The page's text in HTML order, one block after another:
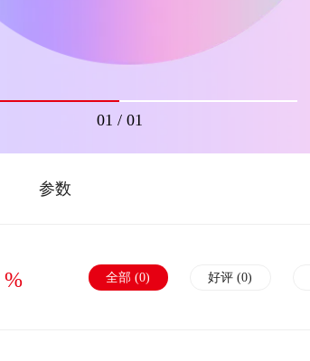
01 / 01
参数
% 全部 (0) 好评 (0)